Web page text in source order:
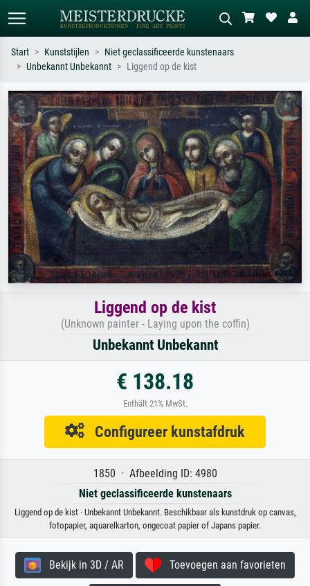
Zoek op kunstenaar, titel of stijl – bijv.
Monet, Sterrennacht, impressionisme,
Hokusai-golf, naakt.
Beschrijf de scène – bijv. groene
weide, abstract met veel rood, donker
olieverfschilderij, staand naakt naast
een boom.
Start Kunststijlen
Niet geclassificeerde kunstenaars
Unbekannt Unbekannt
Liggend op de kist
Liggend op de kist
(Unknown painter - Laying upon the coffin)
Unbekannt Unbekannt
€ 138.18
Enthält 21% MwSt.
Configureer kunstafdruk
1850 · Afbeelding ID: 4980
Niet geclassificeerde kunstenaars
Liggend op de kist · Unbekannt Unbekannt. Beschikbaar als kunstdruk op canvas,
fotopapier, aquarelkarton, ongecoat papier of Japans papier.
Bekijk in 3D / AR Toevoegen aan favorieten